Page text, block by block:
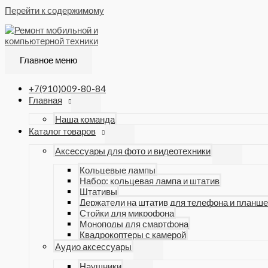
Перейти к содержимому
Главное меню
+7(910)009-80-84
Главная
Наша команда
Каталог товаров
Аксессуары для фото и видеотехники
Кольцевые лампы
Набор: кольцевая лампа и штатив
Штативы
Держатели на штатив для телефона и
Стойки для микрофона
Моноподы для смартфона
Квадрокоптеры с камерой
Аудио аксессуары